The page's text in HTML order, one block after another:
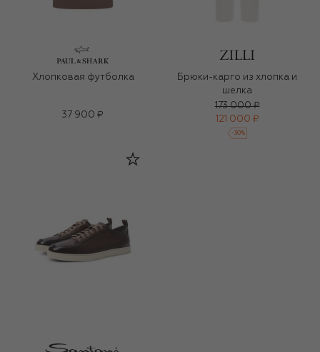
Хлопковая футболка
37 900 ₽
Брюки-карго из хлопка и
шелка
173 000 ₽
121 000 ₽
-30%